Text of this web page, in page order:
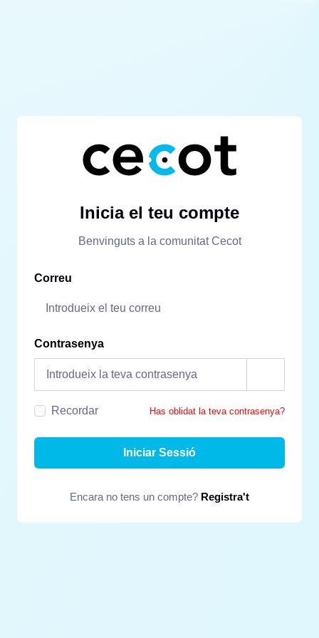
Inicia el teu compte
Benvinguts a la comunitat Cecot
Correu
Contrasenya
Recordar Has oblidat la teva contrasenya?
Iniciar Sessió
Encara no tens un compte? Registra't